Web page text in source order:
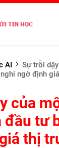
AI
Sự trỗi
ngờ định
của
đầu tư
thị